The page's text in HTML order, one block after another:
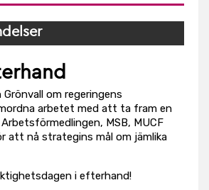
om regeringens
arbetet med att ta fram en
MSB, MUCF
att nå strategins mål om jämlika
i efterhand!